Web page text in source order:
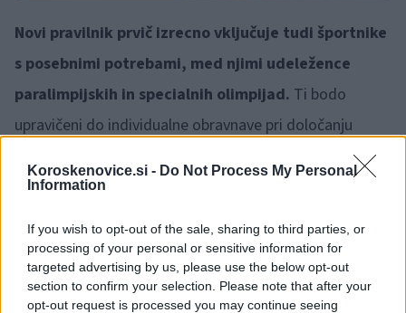
Koroskenovice.si - Do Not Process My Personal
Information
If you wish to opt-out of the sale, sharing to third parties, or
processing of your personal or sensitive information for
targeted advertising by us, please use the below opt-out
section to confirm your selection. Please note that after your
opt-out request is processed you may continue seeing
Novi pravilnik prvič izrecno vključuje tudi športnike
s posebnimi potrebami, med njimi udeležence
paralimpijskih in specialnih olimpijad. Ti bodo
upravičeni do individualne obravnave pri določanju
višine nagrad, kar predstavlja pomemben korak k večji
inkluzivnosti in priznavanju njihovih dosežkov.
Pravilnik podrobneje določamerila za vrednotenje
dosežkov v točkah, kar omogoča bolj objektivno
primerjavo rezultatov med različnimi športnimi